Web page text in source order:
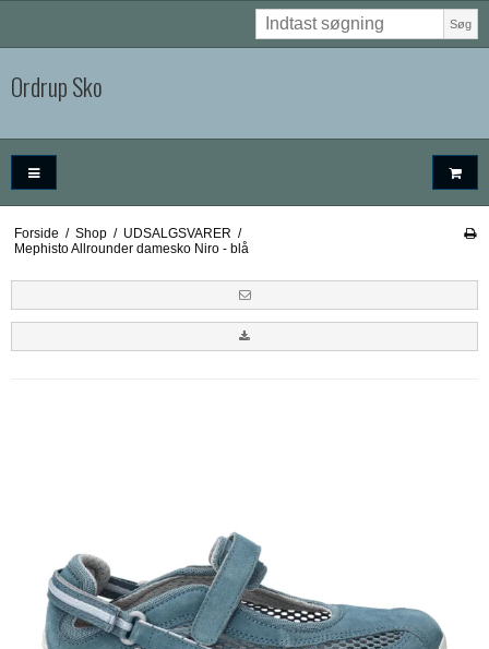
Søg
Ordrup Sko
Forside / Shop / UDSALGSVARER /
Mephisto Allrounder damesko Niro - blå